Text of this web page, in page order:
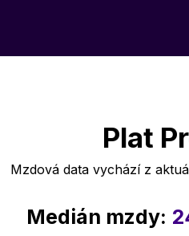
Plat
Mzdová data vychází z
Medián mzdy: